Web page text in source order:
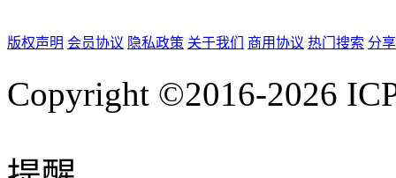
版权声明 会员协议 隐私政策 关于我们 商用协议 热门搜索 分
Copyright ©2016-2026